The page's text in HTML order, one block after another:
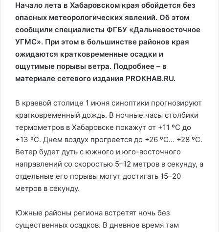
Начало лета в Хабаровском края обойдется без
опасных метеорологических явлений. Об этом
сообщили специалисты ФГБУ «Дальневосточное
УГМС». При этом в большинстве районов края
ожидаются кратковременные осадки и
ощутимые порывы ветра. Подробнее – в
материале сетевого издания PROKHAB.RU.
В краевой столице 1 июня синоптики прогнозируют
кратковременный дождь. В ночные часы столбики
термометров в Хабаровске покажут от +11 ºС до
+13 ºС. Днем воздух прогреется до +26 ºС… +28 ºС.
Ветер будет дуть с южного и юго-восточного
направлений со скоростью 5–12 метров в секунду, а
отдельные его порывы могут достигать 15–20
метров в секунду.
Южные районы региона встретят ночь без
существенных осадков. В дневное время там